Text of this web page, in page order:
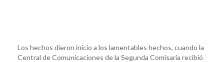
Los hechos dieron inicio a los lamentables hechos, cuando la
Central de Comunicaciones de la Segunda Comisaría recibió